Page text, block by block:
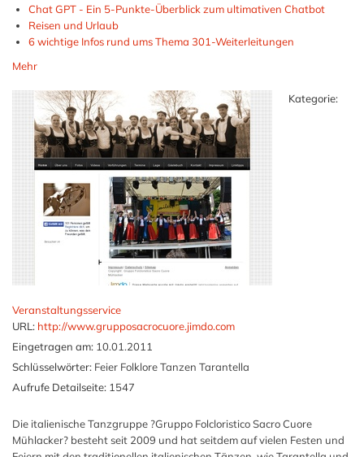
Chat GPT - Ein 5-Punkte-Überblick zum ultimativen Chatbot
Reisen und Urlaub
6 wichtige Infos rund ums Thema 301-Weiterleitungen
Mehr
Kategorie:
Veranstaltungsservice
URL: http://www.grupposacrocuore.jimdo.com
Eingetragen am: 10.01.2011
Schlüsselwörter: Feier Folklore Tanzen Tarantella
Aufrufe Detailseite: 1547
Die italienische Tanzgruppe ?Gruppo Folcloristico Sacro Cuore
Mühlacker? besteht seit 2009 und hat seitdem auf vielen Festen und